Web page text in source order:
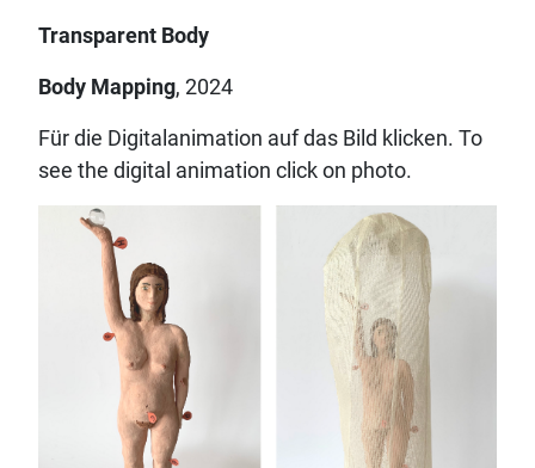
Transparent Body
Body Mapping, 2024
Für die Digitalanimation auf das Bild klicken. To
see the digital animation click on photo.